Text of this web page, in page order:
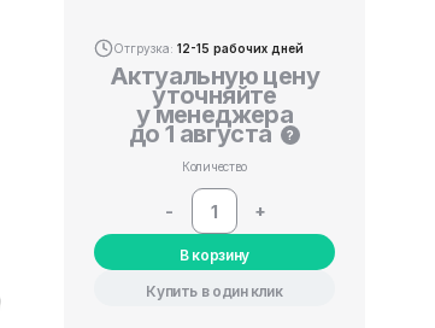
Отгрузка: 12-15 рабочих дней
Актуальную цену
уточняйте
у менеджера
до 1 августа ?
Количество
- +
В корзину
Купить в один клик